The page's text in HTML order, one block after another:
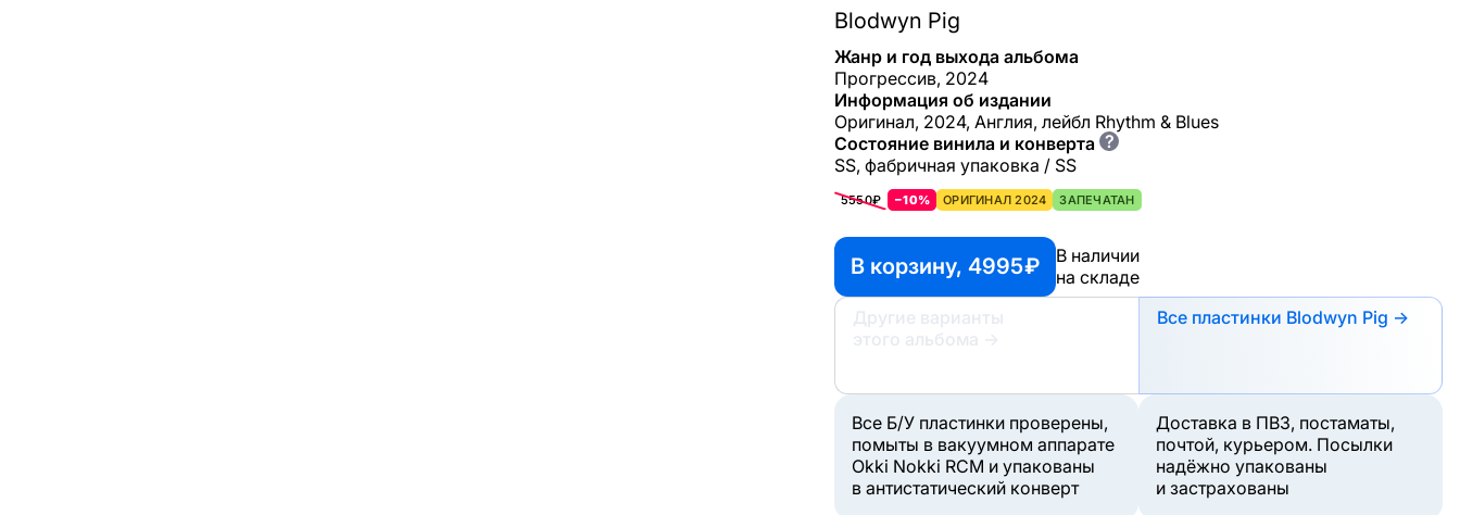
Blodwyn Pig
Жанр и год выхода альбома
Прогрессив, 2024
Информация об издании
Оригинал, 2024, Англия, лейбл Rhythm & Blues
Состояние винила и конверта ?
SS, фабричная упаковка / SS
5550₽ −10% ОРИГИНАЛ 2024 ЗАПЕЧАТАН
В корзину, 4995 ₽
В наличии
на складе
Другие варианты
этого альбома
→
Все пластинки Blodwyn Pig →
Все Б/У пластинки проверены,
помыты в вакуумном аппарате
Okki Nokki RCM и упакованы
в антистатический конверт
Доставка в ПВЗ, постаматы,
почтой, курьером. Посылки
надёжно упакованы
и застрахованы